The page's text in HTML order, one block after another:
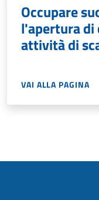
Occupare
l'apertura di
attività di
VAI ALLA PAGINA